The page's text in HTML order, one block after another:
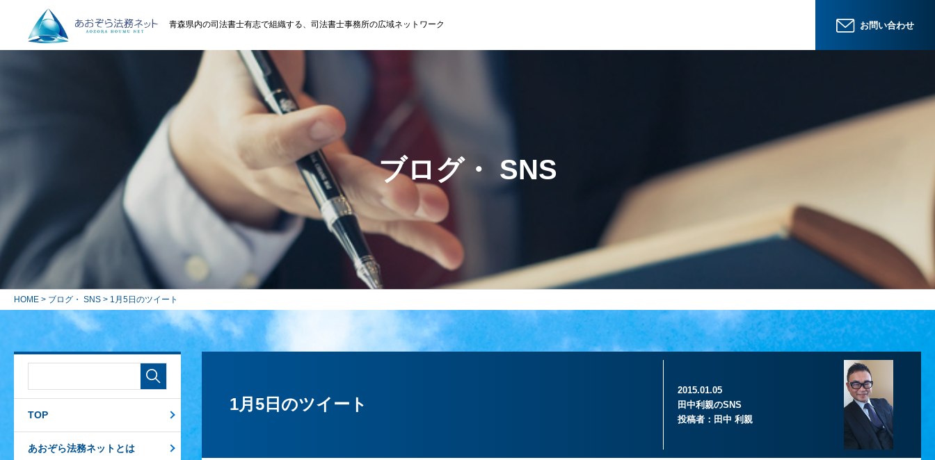
青森県内の司法書士有志で組織する、司法書士事務所の広域ネットワーク お問い合わせ
ブログ・ SNS
HOME > ブログ・ SNS > 1月5日のツイート
1月5日のツイート
2015.01.05
田中利親のSNS
投稿者： 田中 利親
TOP
あおぞら法務ネットとは